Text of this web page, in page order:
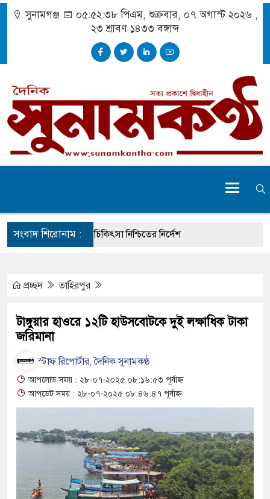
সুনামগঞ্জ ০৫:৫২:৩৯ পিএম, শুক্রবার, ০৭ অগাস্ট ২০২৬ ,
২৩ শ্রাবণ ১৪৩৩ বঙ্গাব্দ
সংবাদ শিরোনাম :
দুর্ঘটনায় আহতদের চিকিৎসা নিশ্চিতের নির্দেশ
দিবস পালিত
অব্যাহত : অস্তিত্ব সংকটে বাউসা-কেশবপুর গ্রাম
ঝুঁকি নিয়ে চলাচল
অভাবে অনিশ্চয়তায় হাওরের শত শত শিক্ষার্থীর
সম্মেলন রফিকুল ইসলামের প্রতিপক্ষের সব অভিযোগ
দিবস
প্রচ্ছদ তাহিরপুর
টাঙ্গুয়ার হাওরে ১২টি হাউসবোটকে দুই লক্ষাধিক টাকা
জরিমানা
স্টাফ রিপোর্টার, দৈনিক সুনামকণ্ঠ
আপলোড সময় : ২৮-০৭-২০২৫ ০৮:১৬:৫৩ পূর্বাহ্ন
আপডেট সময় : ২৮-০৭-২০২৫ ০৮:৪৬:৪৭ পূর্বাহ্ন